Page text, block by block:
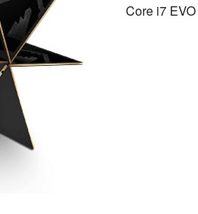
Core i7